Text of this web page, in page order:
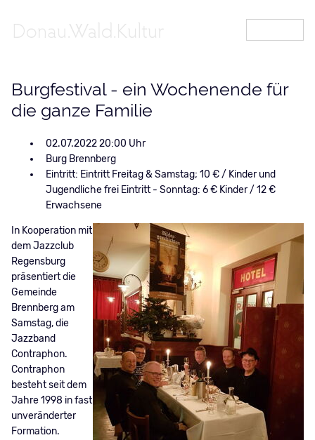
Burgfestival - ein Wochenende für
die ganze Familie
02.07.2022 20:00
Burg Brennberg
Eintritt: Eintritt Freitag & Samstag; 10 € / Kinder und
Jugendliche frei Eintritt - Sonntag: 6 € Kinder / 12 €
Erwachsene
In Kooperation mit
dem Jazzclub
Regensburg
präsentiert die
Gemeinde
Brennberg am
Samstag, die
Jazzband
Contraphon.
Contraphon
besteht seit dem
Jahre 1998 in fast
unveränderter
Formation.